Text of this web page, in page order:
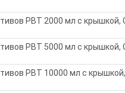
PBT 2000 мл с крышкой,
PBT 5000 мл с крышкой,
PBT 10000 мл с